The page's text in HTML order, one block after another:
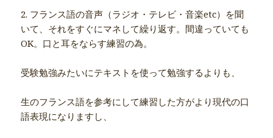
2. フランス語の音声（ラジオ・テレビ・音楽etc）を聞
いて、それをすぐにマネして繰り返す。間違っていても
OK。口と耳をならす練習の為。
受験勉強みたいにテキストを使って勉強するよりも、
生のフランス語を参考にして練習した方がより現代の口
語表現になりますし、